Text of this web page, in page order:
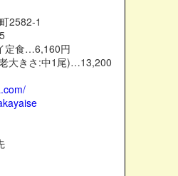
2582-1
定食…6,160円
大きさ:中1尾)…13,200